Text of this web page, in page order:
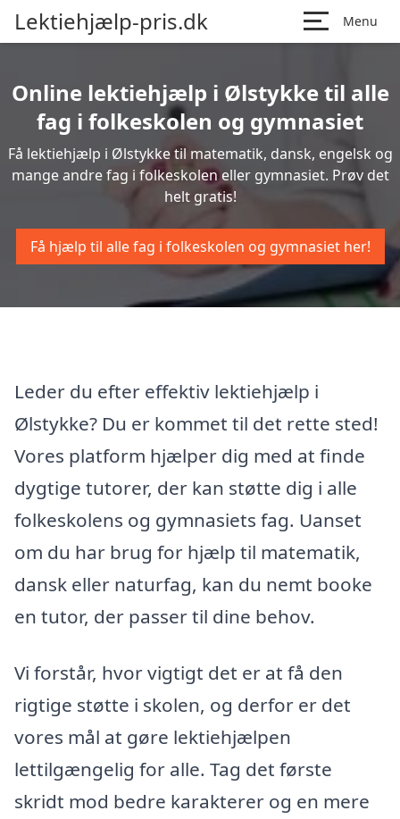
Lektiehjælp-pris.dk Menu
Online lektiehjælp i Ølstykke til alle
fag i folkeskolen og gymnasiet
Få lektiehjælp i Ølstykke til matematik, dansk, engelsk og
mange andre fag i folkeskolen eller gymnasiet. Prøv det
helt gratis!
Få hjælp til alle fag i folkeskolen og gymnasiet her!
Leder du efter effektiv lektiehjælp i
Ølstykke? Du er kommet til det rette sted!
Vores platform hjælper dig med at finde
dygtige tutorer, der kan støtte dig i alle
folkeskolens og gymnasiets fag. Uanset
om du har brug for hjælp til matematik,
dansk eller naturfag, kan du nemt booke
en tutor, der passer til dine behov.
Vi forstår, hvor vigtigt det er at få den
rigtige støtte i skolen, og derfor er det
vores mål at gøre lektiehjælpen
lettilgængelig for alle. Tag det første
skridt mod bedre karakterer og en mere